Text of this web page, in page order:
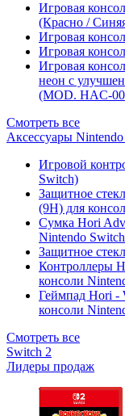
Игровая
(Красно /
Игровая
Игровая
Игровая
неон с
(MOD. HAC-
Смотреть все
Аксессуары
Игровой
Switch)
Защитное
(9H) для
Сумка Hori
Nintendo
Защитное
Контроллеры
консоли
Геймпад Hori -
консоли
Смотреть все
Switch 2
Лидеры продаж